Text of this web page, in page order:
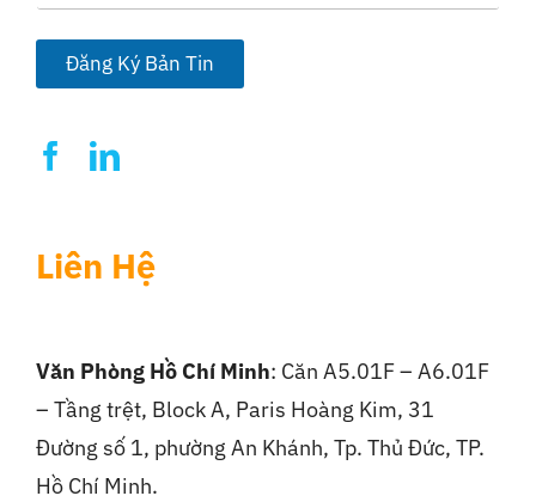
a
i
*
Đăng Ký Bản Tin
Liên Hệ
Văn Phòng Hồ Chí Minh: Căn A5.01F – A6.01F
– Tầng trệt, Block A, Paris Hoàng Kim, 31
Đường số 1, phường An Khánh, Tp. Thủ Đức, TP.
Hồ Chí Minh.